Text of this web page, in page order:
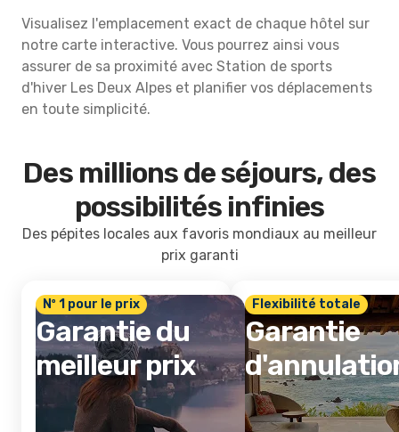
Visualisez l'emplacement exact de chaque hôtel sur
notre carte interactive. Vous pourrez ainsi vous
assurer de sa proximité avec Station de sports
d'hiver Les Deux Alpes et planifier vos déplacements
en toute simplicité.
Des millions de séjours, des
possibilités infinies
Des pépites locales aux favoris mondiaux au meilleur
prix garanti
Nº 1 pour le prix
Garantie du
meilleur prix
Flexibilité totale
Garantie